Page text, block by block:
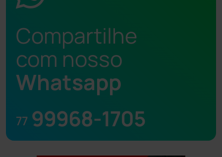
Compartilhe
com nosso
Whatsapp
77 99968-1705